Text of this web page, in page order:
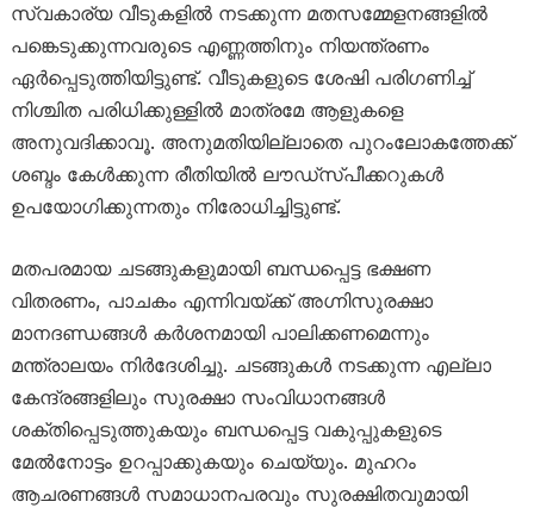
സ്വകാര്യ വീടുകളിൽ നടക്കുന്ന മതസമ്മേളനങ്ങളിൽ
പങ്കെടുക്കുന്നവരുടെ എണ്ണത്തിനും നിയന്ത്രണം
ഏർപ്പെടുത്തിയിട്ടുണ്ട്. വീടുകളുടെ ശേഷി പരിഗണിച്ച്
നിശ്ചിത പരിധിക്കുള്ളിൽ മാത്രമേ ആളുകളെ
അനുവദിക്കാവൂ. അനുമതിയില്ലാതെ പുറംലോകത്തേക്ക്
ശബ്ദം കേൾക്കുന്ന രീതിയിൽ ലൗഡ്‌സ്പീക്കറുകൾ
ഉപയോഗിക്കുന്നതും നിരോധിച്ചിട്ടുണ്ട്.
മതപരമായ ചടങ്ങുകളുമായി ബന്ധപ്പെട്ട ഭക്ഷണ
വിതരണം, പാചകം എന്നിവയ്ക്ക് അഗ്നിസുരക്ഷാ
മാനദണ്ഡങ്ങൾ കർശനമായി പാലിക്കണമെന്നും
മന്ത്രാലയം നിർദേശിച്ചു. ചടങ്ങുകൾ നടക്കുന്ന എല്ലാ
കേന്ദ്രങ്ങളിലും സുരക്ഷാ സംവിധാനങ്ങൾ
ശക്തിപ്പെടുത്തുകയും ബന്ധപ്പെട്ട വകുപ്പുകളുടെ
മേൽനോട്ടം ഉറപ്പാക്കുകയും ചെയ്യും. മുഹറം
ആചരണങ്ങൾ സമാധാനപരവും സുരക്ഷിതവുമായി